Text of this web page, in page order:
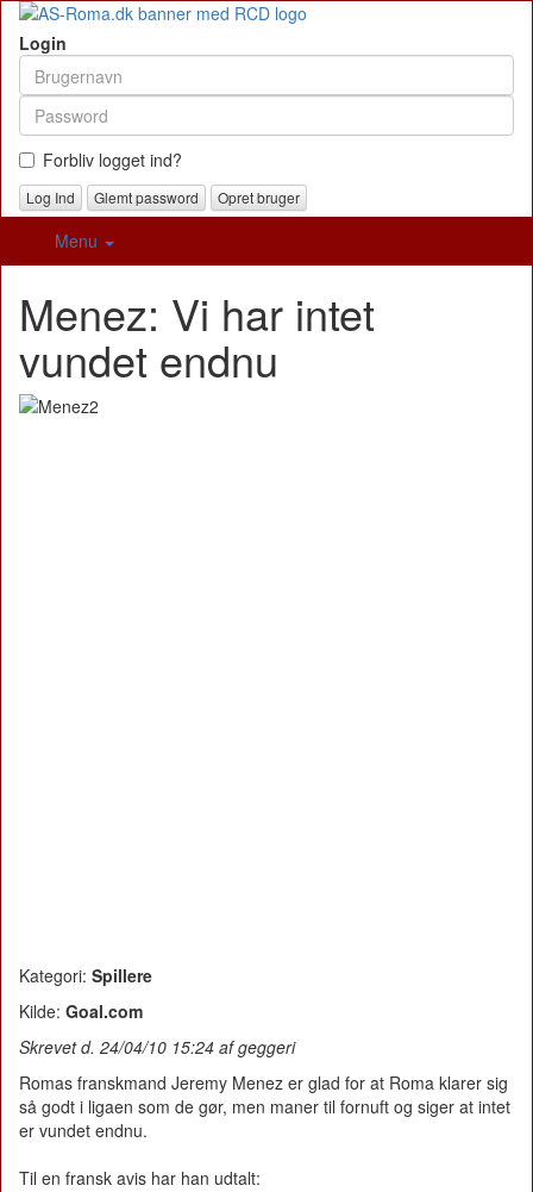
Login
Forbliv logget ind?
Glemt password Opret bruger
Menu
Menez: Vi har intet
vundet endnu
Kategori: Spillere
Kilde: Goal.com
Skrevet d. 24/04/10 15:24 af geggeri
Romas franskmand Jeremy Menez er glad for at Roma klarer sig
så godt i ligaen som de gør, men maner til fornuft og siger at intet
er vundet endnu.
Til en fransk avis har han udtalt: